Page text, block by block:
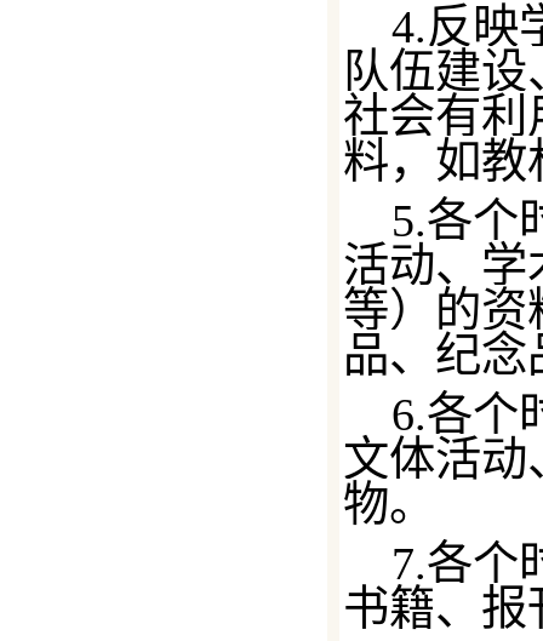
4.反映
队伍建
社会有利
料，如教
5.各个
活动、学
等）的资
品、纪念
6.各个
文体活动
物。
7.各个
书籍、报